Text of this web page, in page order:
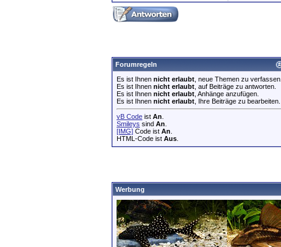
Forumregeln
Es ist Ihnen nicht erlaubt , neue Themen zu verfassen.
Es ist Ihnen nicht erlaubt , auf Beiträge zu antworten.
Es ist Ihnen nicht erlaubt , Anhänge anzufügen.
Es ist Ihnen nicht erlaubt , Ihre Beiträge zu bearbeiten.
vB Code ist An
Smileys sind An
[IMG] Code ist An
HTML-Code ist Aus
Werbung